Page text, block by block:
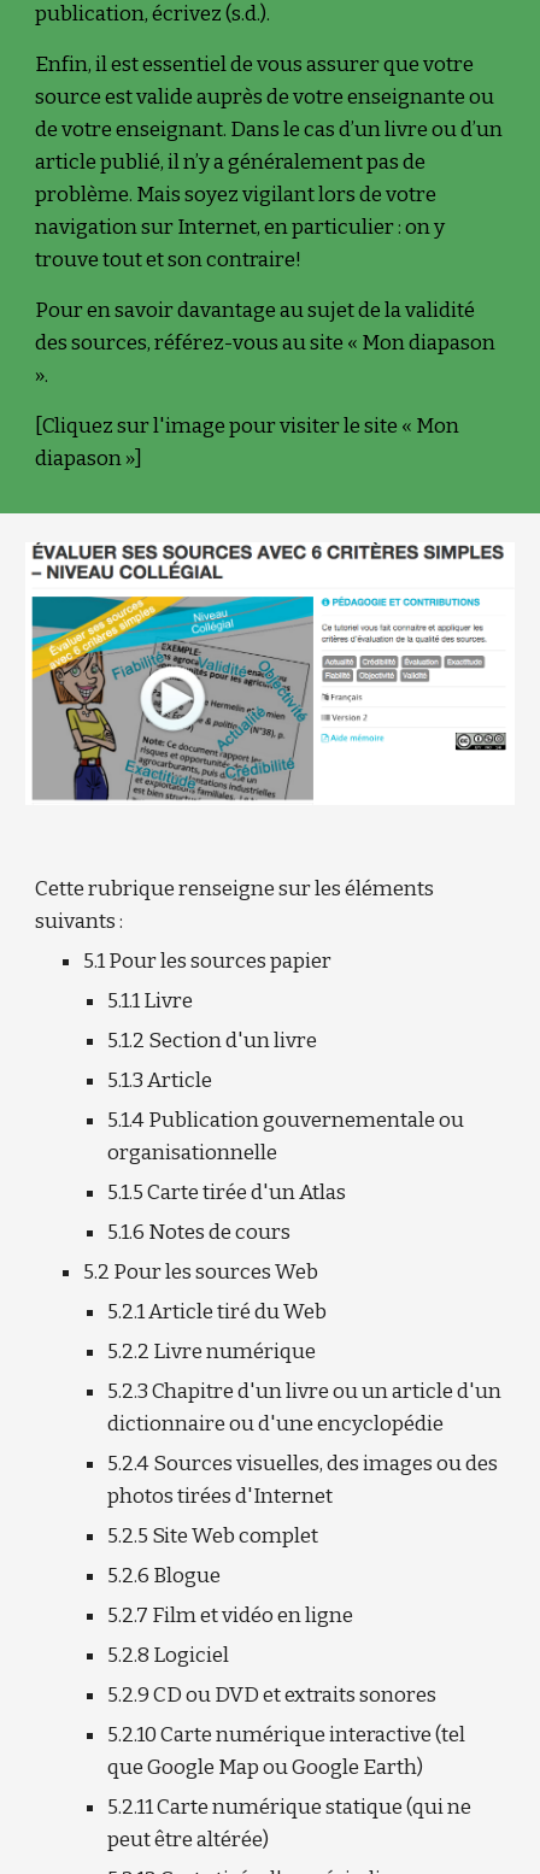
publication, écrivez (s.d.).
Enfin, il est essentiel de vous assurer que votre
source est valide auprès de votre enseignante ou
de votre enseignant. Dans le cas d’un livre ou d’un
article publié, il n’y a généralement pas de
problème. Mais soyez vigilant lors de votre
navigation sur Internet, en particulier : on y
trouve tout et son contraire!
Pour en savoir davantage au sujet de la validité
des sources, référez-vous au site « Mon diapason
».
[Cliquez sur l'image pour visiter le site « Mon
diapason »]
Cette rubrique renseigne sur les éléments
suivants :
5.1 Pour les sources papier
5.1.1 Livre
5.1.2 Section d'un livre
5.1.3 Article
5.1.4 Publication gouvernementale ou
organisationnelle
5.1.5 Carte tirée d'un Atlas
5.1.6 Notes de cours
5.2 Pour les sources Web
5.2.1 Article tiré du Web
5.2.2 Livre numérique
5.2.3 Chapitre d'un livre ou un article d'un
dictionnaire ou d'une encyclopédie
5.2.4 Sources visuelles, des images ou des
photos tirées d'Internet
5.2.5 Site Web complet
5.2.6 Blogue
5.2.7 Film et vidéo en ligne
5.2.8 Logiciel
5.2.9 CD ou DVD et extraits sonores
5.2.10 Carte numérique interactive (tel
que Google Map ou Google Earth)
5.2.11 Carte numérique statique (qui ne
peut être altérée)